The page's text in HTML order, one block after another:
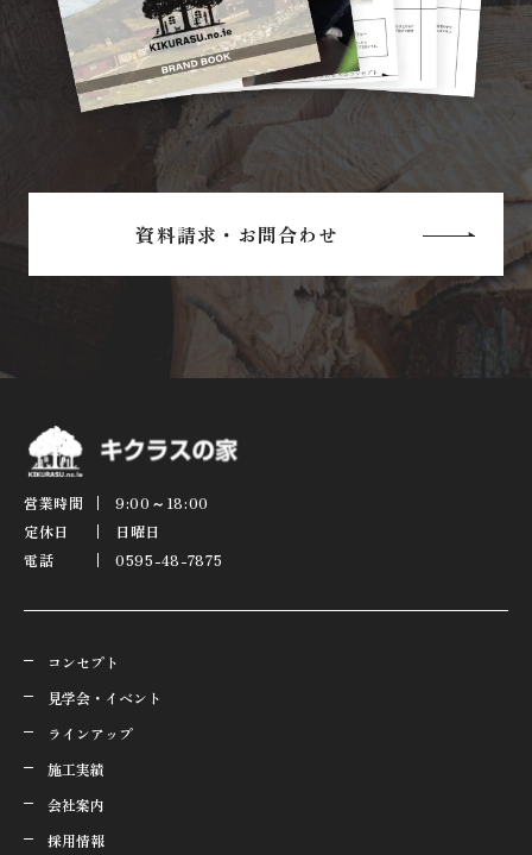
資料請求・お問合わせ
営業時間
9:00～18:00
定休日
日曜日
電話
0595-48-7875
コンセプト
見学会・イベント
ラインアップ
施工実績
会社案内
採用情報